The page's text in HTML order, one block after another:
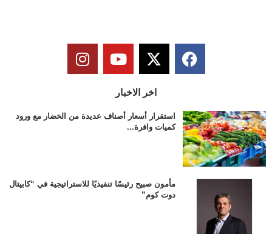
اخر الاخبار
استقرار أسعار أصناف عديدة من الخضار مع ورود
كميات وافرة...
مأمون صبيح رئيسًا تنفيذيًا للاستراتيجية في “كابيتال
دوت كوم”